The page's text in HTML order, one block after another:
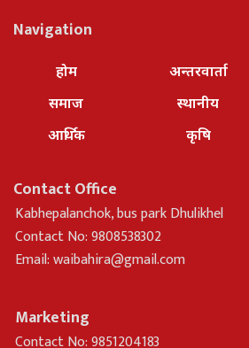
Navigation
होम
समाज
आर्थिक
अन्तरवार्ता
स्थानीय
कृषि
Contact Office
Kabhepalanchok, bus park Dhulikhel
Contact No: 9808538302
Email:waibahira@gmail.com
Marketing
Contact No: 9851204183